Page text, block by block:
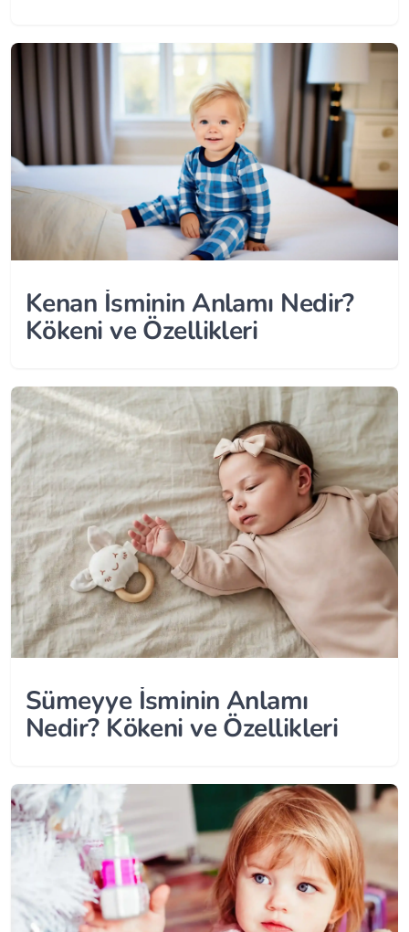
Kenan İsminin Anlamı Nedir?
Kökeni ve Özellikleri
Sümeyye İsminin Anlamı
Nedir? Kökeni ve Özellikleri